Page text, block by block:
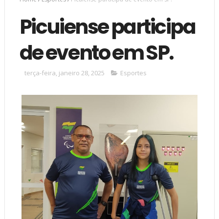
Picuiense participa
de evento em SP.
terça-feira, janeiro 28, 2025 Esportes